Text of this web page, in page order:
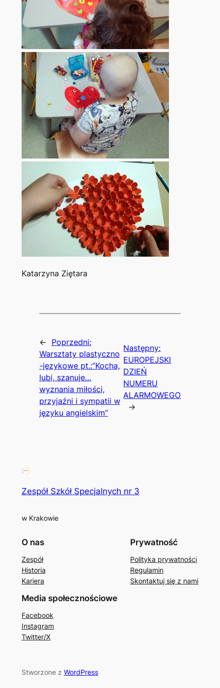
Katarzyna Ziętara
← Poprzedni:
Warsztaty plastyczno
-językowe pt.:”Kocha,
lubi, szanuje…
wyznania miłości,
przyjaźni i sympatii w
języku angielskim”
Następny:
EUROPEJSKI
DZIEŃ
NUMERU
ALARMOWEGO
→
Zespół Szkół Specjalnych nr 3
w Krakowie
O nas
Zespół
Historia
Kariera
Prywatność
Polityka prywatności
Regulamin
Skontaktuj się z nami
Media społecznościowe
Facebook
Instagram
Twitter/X
Stworzone z WordPress